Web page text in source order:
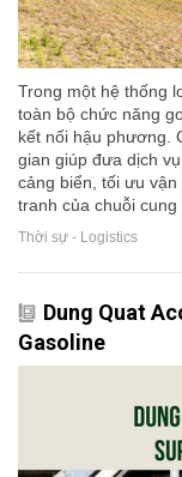
Trong một hệ thống
toàn bộ chức năng
kết nối hậu phương.
gian giúp đưa dịch
cảng biển, tối ưu
tranh của chuỗi cung
Thời sự - Logistics
Dung Quat
Gasoline